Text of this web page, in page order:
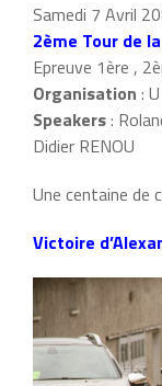
Samedi 7 Avril
2ème Tour de
Epreuve 1ère ,
Organisation :
Speakers:
Didier RENOU
Une centaine de
Victoire